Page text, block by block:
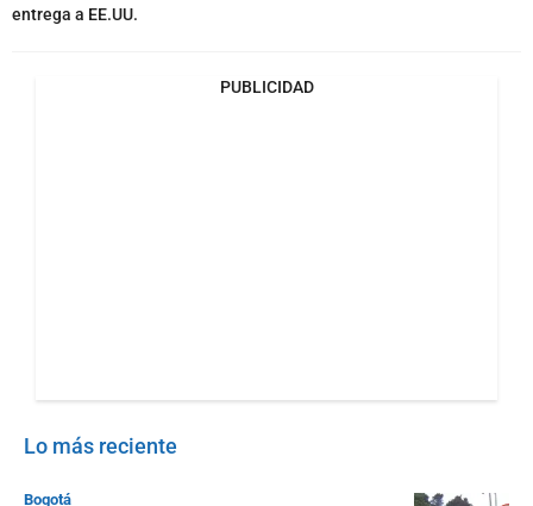
entrega a EE.UU.
PUBLICIDAD
Lo más reciente
Bogotá